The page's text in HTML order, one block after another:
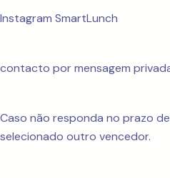
Instagram SmartLunch
contacto por mensagem
Caso não responda no prazo
selecionado outro vencedor.